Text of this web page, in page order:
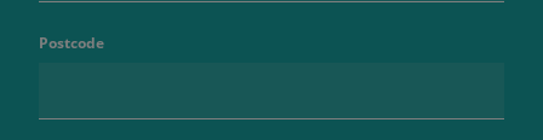
Postcode